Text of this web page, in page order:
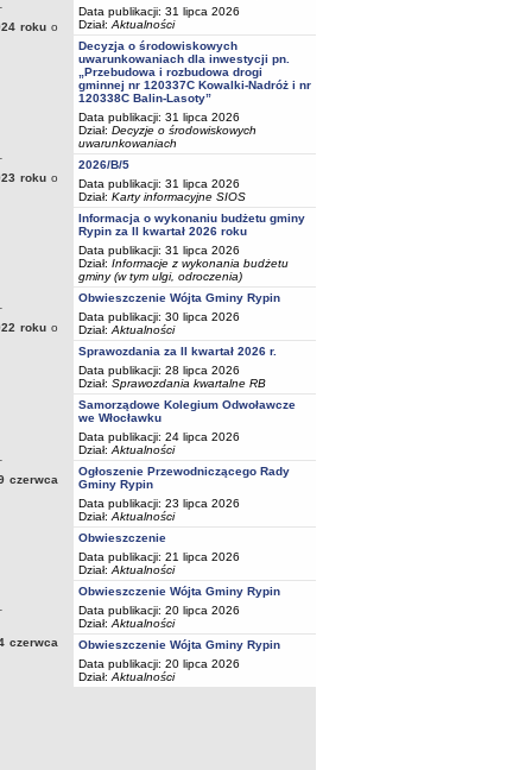
rokuo
rokuo
rokuo
czerwca
czerwca
Data publikacji: 31 lipca 2026
Dział: Aktualności
Decyzja o środowiskowych
uwarunkowaniach dla inwestycji pn.
„Przebudowa i rozbudowa drogi
gminnej nr 120337C Kowalki-Nadróż i nr
120338C Balin-Lasoty”
Data publikacji: 31 lipca 2026
Dział: Decyzje o środowiskowych
uwarunkowaniach
2026/B/5
Data publikacji: 31 lipca 2026
Dział: Karty informacyjne SIOS
Informacja o wykonaniu budżetu gminy
Rypin za II kwartał 2026 roku
Data publikacji: 31 lipca 2026
Dział: Informacje z wykonania budżetu
gminy (w tym ulgi, odroczenia)
Obwieszczenie Wójta Gminy Rypin
Data publikacji: 30 lipca 2026
Dział: Aktualności
Sprawozdania za II kwartał 2026 r.
Data publikacji: 28 lipca 2026
Dział: Sprawozdania kwartalne RB
Samorządowe Kolegium Odwoławcze
we Włocławku
Data publikacji: 24 lipca 2026
Dział: Aktualności
Ogłoszenie Przewodniczącego Rady
Gminy Rypin
Data publikacji: 23 lipca 2026
Dział: Aktualności
Obwieszczenie
Data publikacji: 21 lipca 2026
Dział: Aktualności
Obwieszczenie Wójta Gminy Rypin
Data publikacji: 20 lipca 2026
Dział: Aktualności
Obwieszczenie Wójta Gminy Rypin
Data publikacji: 20 lipca 2026
Dział: Aktualności